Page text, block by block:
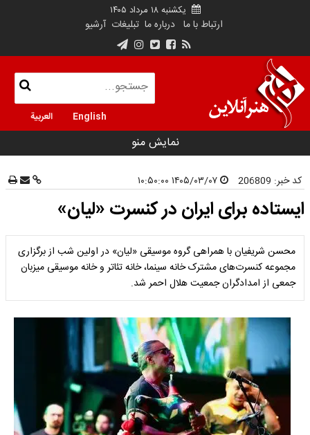
یکشنبه ۱۸ مرداد ۱۴۰۵
ارتباط با ما درباره ما تبلیغات آرشیو
English العربية
نمایش منو
کد خبر: 206809
ایستاده برای ایران در کنسرت «لیان»
محسن شریفیان با همراهی گروه موسیقی «لیان» در اولین شب از برگزاری
مجموعه کنسرت‌های مشترک خانه سینما، خانه تئاتر و خانه موسیقی میزبان
جمعی از امدادگران جمعیت هلال احمر شد.